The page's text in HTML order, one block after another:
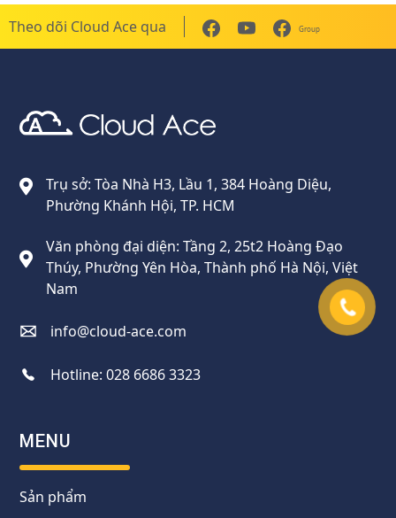
Theo dõi Cloud Ace qua Group
Trụ sở: Tòa Nhà H3, Lầu 1, 384 Hoàng Diệu,
Phường Khánh Hội, TP. HCM
Văn phòng đại diện: Tầng 2, 25t2 Hoàng Đạo
Thúy, Phường Yên Hòa, Thành phố Hà Nội, Việt
Nam
info@cloud-ace.com
Hotline:028 6686 3323
MENU
Sản phẩm